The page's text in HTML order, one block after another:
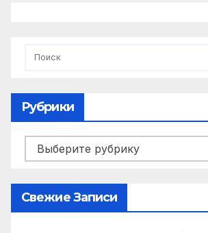
Рубрики
Рубрики
Свежие Записи